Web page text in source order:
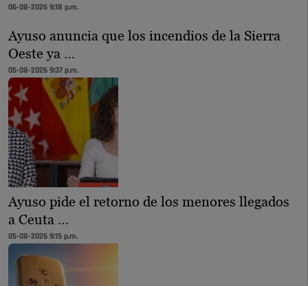
06-08-2026 9:18 p.m.
Ayuso anuncia que los incendios de la Sierra
Oeste ya …
05-08-2026 9:37 p.m.
Ayuso pide el retorno de los menores llegados
a Ceuta …
05-08-2026 9:15 p.m.